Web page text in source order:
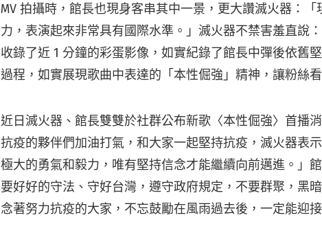
MV 拍攝時，館長也現身客串其中一景，更大讚滅火器：
力，表演起來非常具有國際水準。」滅火器不禁害羞直說
收錄了近 1 分鐘的彩蛋影像，如實紀錄了館長中彈後依舊
過程，如實展現歌曲中表達的「本性倔強」精神，讓粉絲
近日滅火器、館長雙雙於社群公布新歌〈本性倔強〉首播
抗疫的夥伴們加油打氣，和大家一起堅持抗疫，滅火器表
極大的勇氣和毅力，唯有堅持信念才能繼續向前邁進。」
要好好的守法、守好台灣，遵守政府規定，不要群聚，黑
念著努力抗疫的大家，不忘鼓勵在風雨過去後，一定能迎